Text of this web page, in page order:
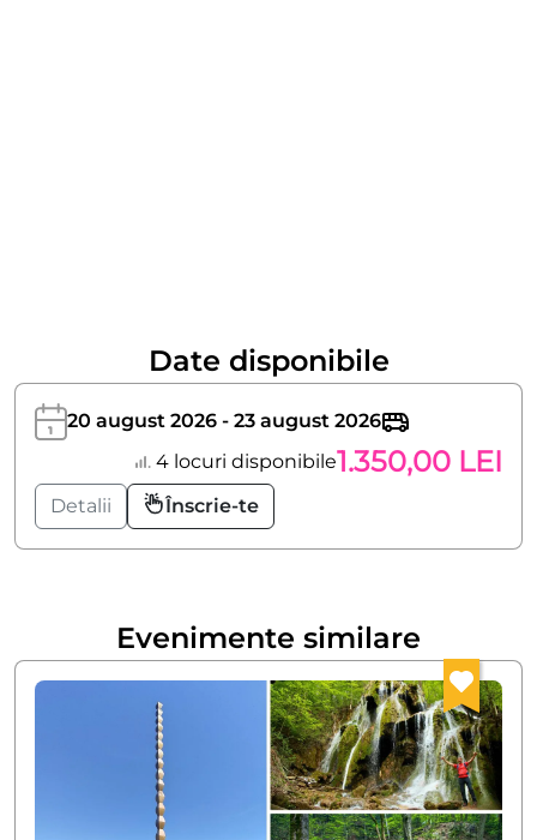
Date disponibile
20 august 2026 - 23 august 2026
4 locuri disponibile1.350,00 LEI
Detalii Înscrie-te
Evenimente similare